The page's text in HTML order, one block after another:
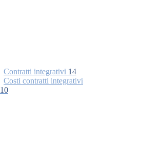
Contratti integrativi 14
Costi contratti integrativi
10